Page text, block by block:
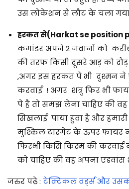
उस लोकेशन से लौट के चला
हरकत से(Harkat se position
कमांडर अपने 2 जवानों को
की तरफ किसी दूसरे आड़ को
,अगर इस हरकत पे भी दुश्मन ने
करवाई ! अगर शत्रु फिर भी
पे है तो समझ लेना चाहिए की
सिखलाई पाया हुवा है और
मुश्किल टारगेट के ऊपर फायर
फिरभी किसि किस्म की करवाई
को चाहिए की वह अपना
जरुर पढ़े : टेक्टिकल वर्ड्स और